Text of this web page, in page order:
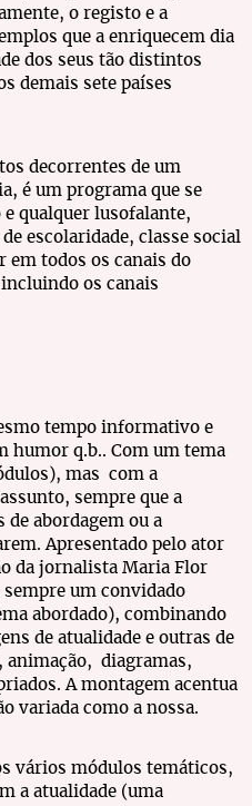
o registo e a
que a enriquecem dia
dos seus tão distintos
demais sete países
decorrentes de um
é um programa que se
qualquer lusofalante,
escolaridade, classe social
em todos os canais do
os canais
tempo informativo e
humor q.b.. Com um tema
mas com a
sempre que a
de abordagem ou a
Apresentado pelo ator
da jornalista Maria Flor
um convidado
abordado), combinando
de atualidade e outras de
diagramas,
A montagem acentua
variada como a nossa.
vários módulos temáticos,
a atualidade (uma